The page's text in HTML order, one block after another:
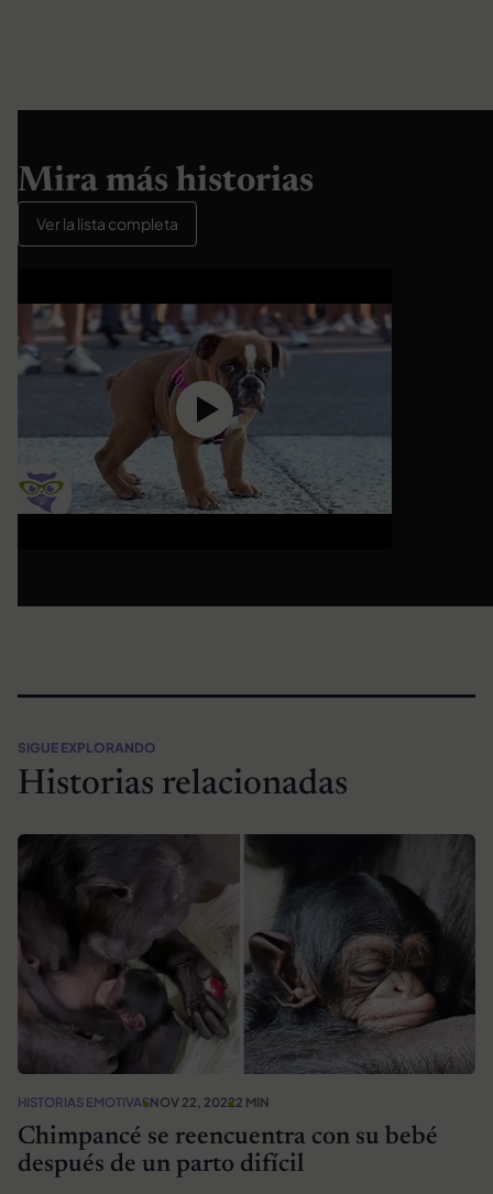
Mira más historias
Ver la lista completa
SIGUE EXPLORANDO
Historias relacionadas
HISTORIAS EMOTIVASNOV 22, 20222 MIN
Chimpancé se reencuentra con su bebé
después de un parto difícil